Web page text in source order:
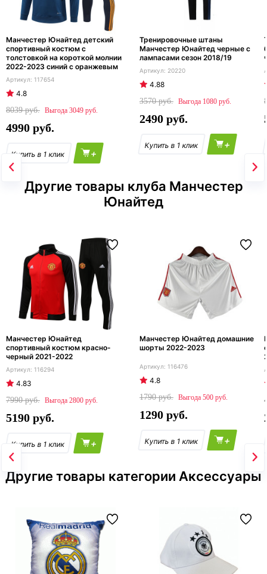
Манчестер Юнайтед детский
спортивный костюм с
толстовкой на короткой молнии
2022-2023 синий с оранжевым
117654
4.8
8039
3049
4990
+
Тренировочные штаны
Манчестер Юнайтед черные с
лампасами сезон 2018/19
20220
4.88
3570
1080
2490
+
Другие товары клуба Манчестер
Юнайтед
Манчестер Юнайтед
спортивный костюм красно-
черный 2021-2022
116294
4.83
7990
2800
5190
+
Манчестер Юнайтед домашние
шорты 2022-2023
116476
4.8
1790
500
1290
+
Другие товары категории Аксессуары